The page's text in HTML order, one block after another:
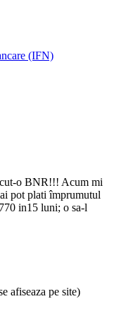
(IFN)
o BNR!!! Acum mi
pot plati împrumutul
in15 luni; o sa-l
afiseaza pe site)